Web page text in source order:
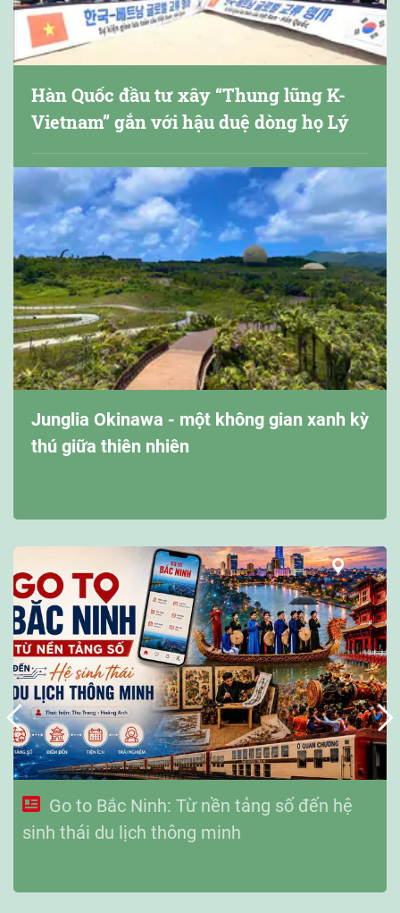
Hàn Quốc đầu tư xây “Thung lũng K-
Vietnam” gắn với hậu duệ dòng họ Lý
Junglia Okinawa - một không gian xanh kỳ
thú giữa thiên nhiên
Go to Bắc Ninh: Từ nền tảng số đến hệ
sinh thái du lịch thông minh